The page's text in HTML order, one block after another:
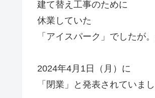
建て替え工事のために
休業していた
「アイスパーク」でしたが。
2024年4月1日（月）に
「閉業」と発表されていまし